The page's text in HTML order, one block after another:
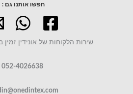
חפשו אותנו גם :
שירות הלקוחות של אונידין זמין